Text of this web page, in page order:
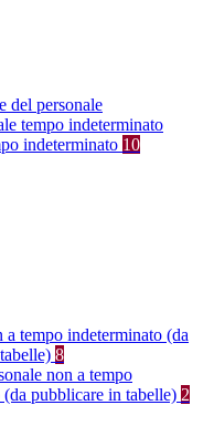
del personale
tempo indeterminato
indeterminato 10
a tempo indeterminato (da
8
non a tempo
pubblicare in tabelle) 2